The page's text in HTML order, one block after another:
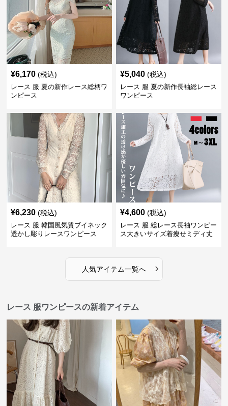
¥6,170 (税込)
レース 服 夏の新作レース総柄ワ
ンピース
¥5,040 (税込)
レース 服 夏の新作長袖総レース
ワンピース
¥6,230 (税込)
レース 服 韓国風気質ブイネック
透かし彫りレースワンピース
¥4,600 (税込)
レース 服 総レース長袖ワンピー
ス大きいサイズ着痩せミディ丈
人気アイテム一覧へ ›
レース 服ワンピースの新着アイテム